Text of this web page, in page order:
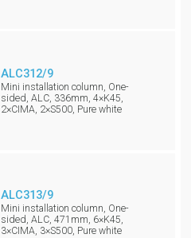
ALC312/9
Mini installation column, One-
sided, ALC, 336mm, 4×K45,
2×CIMA, 2×S500, Pure white
ALC313/9
Mini installation column, One-
sided, ALC, 471mm, 6×K45,
3×CIMA, 3×S500, Pure white